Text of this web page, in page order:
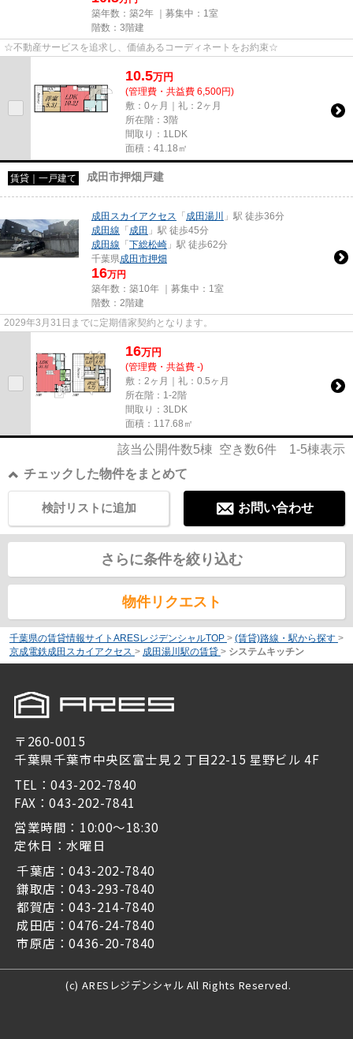
築年数：築2年 ｜募集中： 1室
階数：3階建
☆不動産サービスを追求し、価値あるコーディネートをお約束☆
10.5万円
(管理費・共益費 6,500円)
敷：0ヶ月｜礼：2ヶ月
所在階：3階
間取り：1LDK
面積：41.18㎡
賃貸｜一戸建て 成田市押畑戸建
成田スカイアクセス 「成田湯川
」駅 徒歩36分
成田線 「成田 」駅 徒歩45分
成田線 「下総松崎 」駅 徒歩62分
千葉県成田市押畑
16万円
築年数：築10年 ｜募集中： 1室
階数：2階建
2029年3月31日までに定期借家契約となります。
16万円
(管理費・共益費 -)
敷：2ヶ月｜礼：0.5ヶ月
所在階：1-2階
間取り：3LDK
面積：117.68㎡
該当公開件数5棟 空き数6件 1-5棟表示
チェックした物件をまとめて
お問い合わせ
検討リストに追加
さらに条件を絞り込む
物件リクエスト
千葉県の賃貸情報サイトARESレジデンシャルTOP > (賃貸)路線・駅から探す >
京成電鉄成田スカイアクセス > 成田湯川駅の賃貸 > システムキッチン
〒260-0015
千葉県千葉市中央区富士見２丁目22-15 星野ビル 4F
TEL：043-202-7840
FAX：043-202-7841
営業時間：10:00～18:30
定休日：水曜日
千葉店：043-202-7840
鎌取店：043-293-7840
都賀店：043-214-7840
成田店：0476-24-7840
市原店：0436-20-7840
(c) ARESレジデンシャル All Rights Reserved.